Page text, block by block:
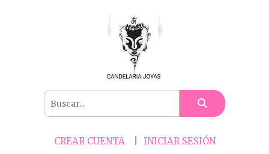
CREAR CUENTA INICIAR SESIÓN